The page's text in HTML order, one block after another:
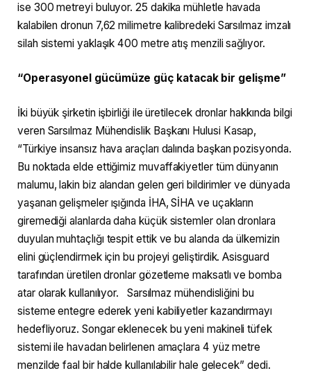
ise 300 metreyi buluyor. 25 dakika mühletle havada
kalabilen dronun 7,62 milimetre kalibredeki Sarsılmaz imzalı
silah sistemi yaklaşık 400 metre atış menzili sağlıyor.
“Operasyonel gücümüze güç katacak bir gelişme”
İki büyük şirketin işbirliği ile üretilecek dronlar hakkında bilgi
veren Sarsılmaz Mühendislik Başkanı Hulusi Kasap,
“Türkiye insansız hava araçları dalında başkan pozisyonda.
Bu noktada elde ettiğimiz muvaffakiyetler tüm dünyanın
malumu, lakin biz alandan gelen geri bildirimler ve dünyada
yaşanan gelişmeler ışığında İHA, SİHA ve uçakların
giremediği alanlarda daha küçük sistemler olan dronlara
duyulan muhtaçlığı tespit ettik ve bu alanda da ülkemizin
elini güçlendirmek için bu projeyi geliştirdik. Asisguard
tarafından üretilen dronlar gözetleme maksatlı ve bomba
atar olarak kullanılıyor. Sarsılmaz mühendisliğini bu
sisteme entegre ederek yeni kabiliyetler kazandırmayı
hedefliyoruz. Songar eklenecek bu yeni makineli tüfek
sistemi ile havadan belirlenen amaçlara 4 yüz metre
menzilde faal bir halde kullanılabilir hale gelecek” dedi.